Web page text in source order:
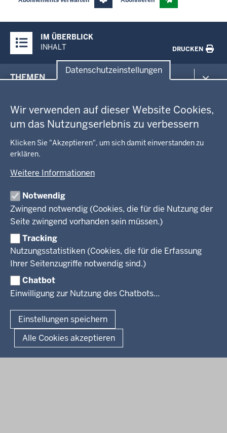
Datenschutzeinstellungen
Wir verwenden auf dieser Website Cookies,
um das Nutzungserlebnis zu verbessern
Klicken Sie "Akzeptieren", um sich damit einverstanden zu
erklären.
Weitere Informationen
Notwendig
Zwingend notwendig (Cookies, die für die Nutzung der
Seite zwingend vorhanden sein müssen.)
Tracking
Nutzungsstatistiken (Cookies, die für die Erfassung
Ihrer Seitenzugriffe notwendig sind.)
Chatbot
Einwilligung zur Nutzung des Chatbots...
Einstellungen speichern
Alle Cookies akzeptieren
Inhalte
IM ÜBERBLICK
INHALT
DRUCKEN
in
Fußzeile
THEMEN
Gesundheit und Soziales
Kommunales, Planung, Bauen und Verkehr
Schule und Bildung
Wirtschaft und Kultur
GEOBASIS NRW
Ausbildung und Karriere
Geodaten-Anwendungen
Neues
Produkte und Dienste
TIM-online
Webdienste
Amtsblatt
Behördenleitung
Leitbild
Personalvertretung
Regierungsbezirk
Reisekostenstelle
Veranstaltungen
Stellenangebote
Stellenangebote Schule
Praktikum
Referendariate
Bewerbung
Vormerkstelle NRW
PRESSE
Mediathek
Newsletter
Pressekontakt
Pressemitteilungen
Publikationen
VERFAHREN UND BEKANNTMACHUNGEN
Bekanntmachungen
Legionellen
Luftreinhaltepläne
Verfahrensübersichten
Überwachung umweltrelevanter Anlagen
Facebook
Instagram
LinkedIn
© 2026 Bezirksregierung Köln
Organisationsplan
Lizenzbedingungen Geobasis NRW
Dokumente und Ressourcen
Kontakt